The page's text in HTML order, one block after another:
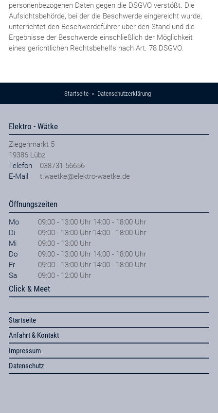
personenbezogenen Daten gegen die DSGVO verstößt. Die
Aufsichtsbehörde, bei der die Beschwerde eingereicht wurde,
unterrichtet den Beschwerdeführer über den Stand und die
Ergebnisse der Beschwerde einschließlich der Möglichkeit
eines gerichtlichen Rechtsbehelfs nach Art. 78 DSGVO.
Startseite Datenschutzerklärung
Elektro - Wätke
Ziegenmarkt 5
19386 Lübz
Telefon
038731 56656
E-Mail
t.waetke@elektro-waetke.de
Öffnungszeiten
Mo
09:00 - 13:00 Uhr 14:00 - 18:00 Uhr
Di
09:00 - 13:00 Uhr 14:00 - 18:00 Uhr
Mi
09:00 - 13:00 Uhr
Do
09:00 - 13:00 Uhr 14:00 - 18:00 Uhr
Fr
09:00 - 13:00 Uhr 14:00 - 18:00 Uhr
Sa
09:00 - 12:00 Uhr
Click & Meet
Startseite
Anfahrt & Kontakt
Impressum
Datenschutz